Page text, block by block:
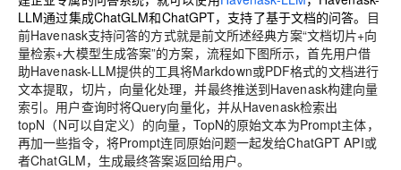
LLM通过集成ChatGLM和ChatGPT，支持了基于文档的问答。 目
前Havenask支持问答的方式就是前文所述经典方案“文档切片+向
量检索+大模型生成答案”的方案，流程如下图所示，首先用户借
助Havenask-LLM提供的工具将Markdown或PDF格式的文档进行
文本提取，切片，向量化处理，并最终推送到Havenask构建向量
索引。用户查询时将Query向量化，并从Havenask检索出
topN（N可以自定义）的向量，TopN的原始文本为Prompt主体，
再加一些指令，将Prompt连同原始问题一起发给ChatGPT API或
者ChatGLM，生成最终答案返回给用户。